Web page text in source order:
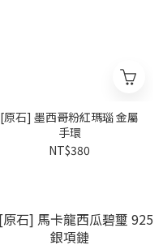
[原石] 墨西哥粉紅瑪瑙 金屬
手環
NT$380